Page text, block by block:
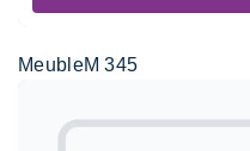
MeubleM 345